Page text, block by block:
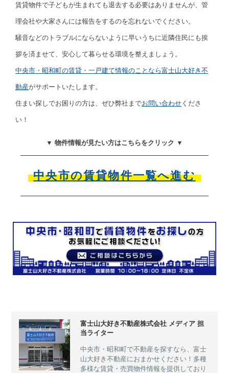
賃貸物件で子どもが生まれても退去する必要はありませんが、管
理会社や大家さんには報告をするのを忘れないでください。
騒音などのトラブルにならないように早いうちに近隣住民にも挨
拶を済ませて、安心して暮らせる環境を整えましょう。
中央市・昭和町の賃貸・一戸建て情報のことなら富士山大好き不
動産がサポートいたします。
住まい探しでお困りの方は、ぜひ弊社までお問い合わせ くださ
い！
▼ 物件情報が見たい方はこちらをクリック ▼
中央市の賃貸物件一覧へ進む
富士山大好き不動産株式会社 メディア 担
当ライター
中央市・昭和町で不動産を探すなら、富士
山大好き不動産におまかせください！多種
多様な賃貸・売買物件情報を提供しており